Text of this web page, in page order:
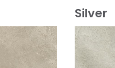
Silver